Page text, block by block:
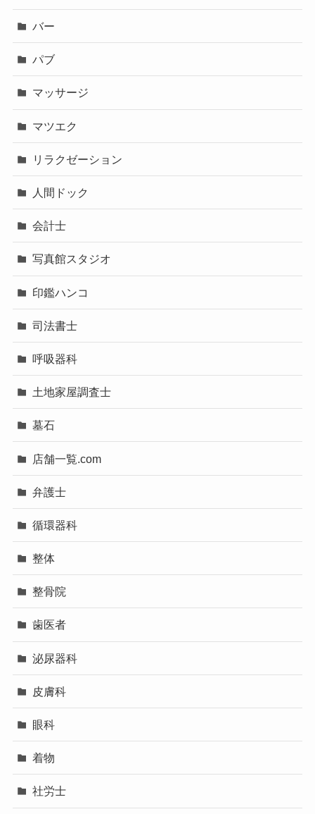
バー
パブ
マッサージ
マツエク
リラクゼーション
人間ドック
会計士
写真館スタジオ
印鑑ハンコ
司法書士
呼吸器科
土地家屋調査士
墓石
店舗一覧.com
弁護士
循環器科
整体
整骨院
歯医者
泌尿器科
皮膚科
眼科
着物
社労士